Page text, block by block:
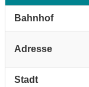
Bahnhof
Adresse
Stadt